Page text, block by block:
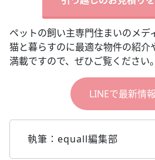
ペットの飼い主専門住まいのメデ
猫と暮らすのに最適な物件の紹介
満載ですので、ぜひご覧ください。
LINEで最新情
執筆：equall編集部